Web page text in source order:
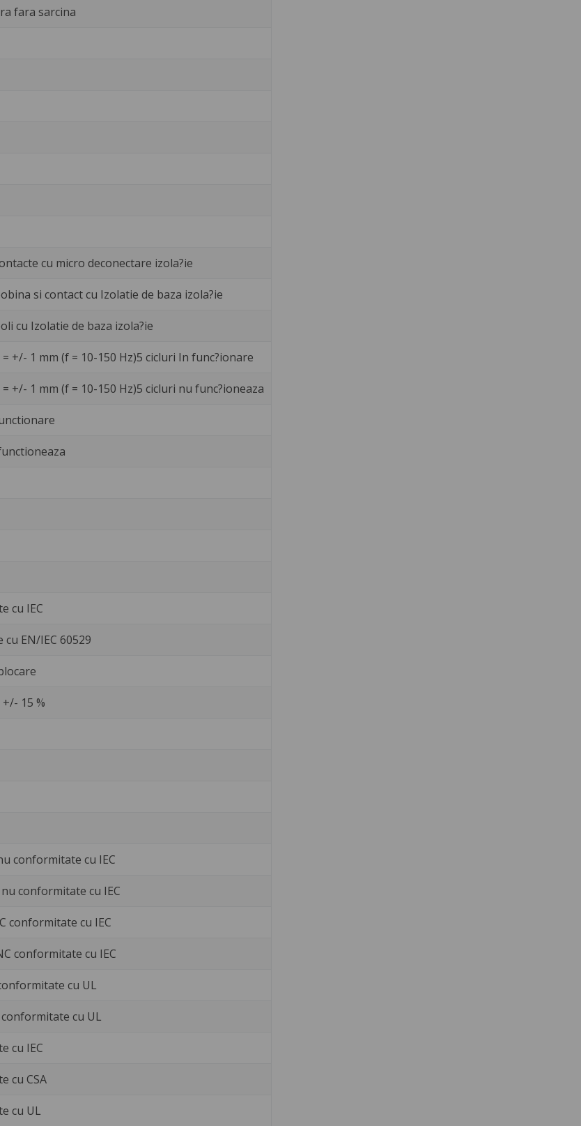
fara sarcina
cu micro deconectare izola?ie
si contact cu Izolatie de baza izola?ie
cu Izolatie de baza izola?ie
+/- 1 mm (f = 10-150 Hz)5 cicluri In func?ionare
+/- 1 mm (f = 10-150 Hz)5 cicluri nu func?ioneaza
cu IEC
EN/IEC 60529
15 %
conformitate cu IEC
nu conformitate cu IEC
conformitate cu IEC
conformitate cu IEC
cu UL
conformitate cu UL
cu IEC
cu CSA
cu UL